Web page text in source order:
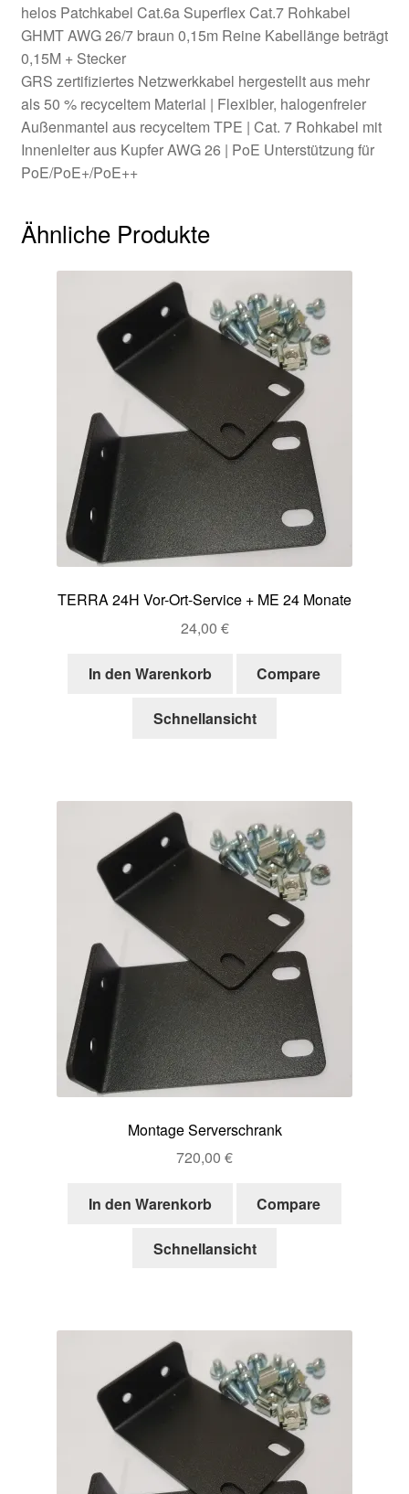
helos Patchkabel Cat.6a Superflex Cat.7 Rohkabel
GHMT AWG 26/7 braun 0,15m Reine Kabellänge beträgt
0,15M + Stecker
GRS zertifiziertes Netzwerkkabel hergestellt aus mehr
als 50 % recyceltem Material | Flexibler, halogenfreier
Außenmantel aus recyceltem TPE | Cat. 7 Rohkabel mit
Innenleiter aus Kupfer AWG 26 | PoE Unterstützung für
PoE/PoE+/PoE++
Ähnliche Produkte
TERRA 24H Vor-Ort-Service + ME 24 Monate
24,00 €
In den Warenkorb Compare
Schnellansicht
Montage Serverschrank
720,00 €
In den Warenkorb Compare
Schnellansicht